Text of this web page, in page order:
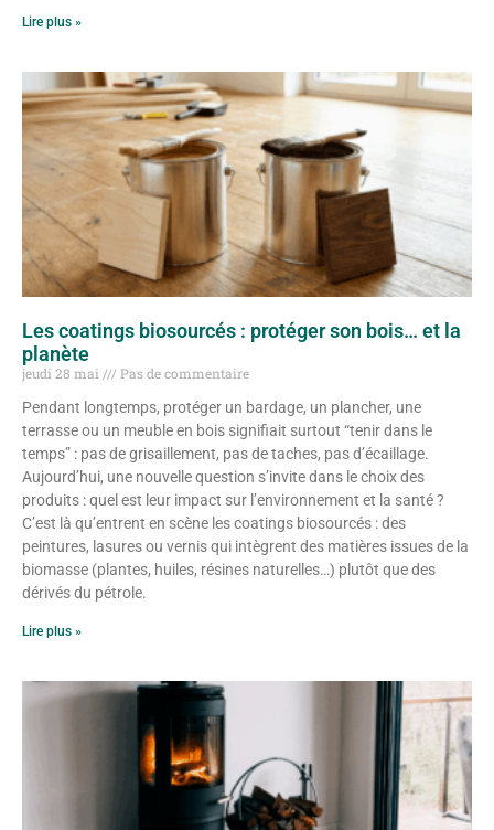
Lire plus »
Les coatings biosourcés : protéger son bois… et la
planète
jeudi 28 mai
Pas de commentaire
Pendant longtemps, protéger un bardage, un plancher, une
terrasse ou un meuble en bois signifiait surtout “tenir dans le
temps” : pas de grisaillement, pas de taches, pas d’écaillage.
Aujourd’hui, une nouvelle question s’invite dans le choix des
produits : quel est leur impact sur l’environnement et la santé ?
C’est là qu’entrent en scène les coatings biosourcés : des
peintures, lasures ou vernis qui intègrent des matières issues de la
biomasse (plantes, huiles, résines naturelles…) plutôt que des
dérivés du pétrole.
Lire plus »